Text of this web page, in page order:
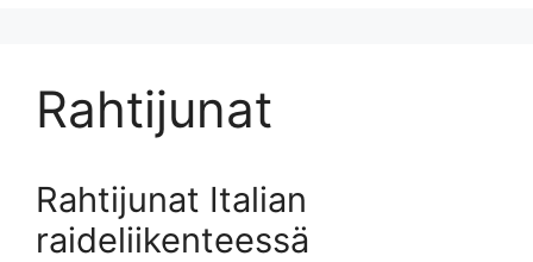
Rahtijunat
Rahtijunat Italian
raideliikenteessä